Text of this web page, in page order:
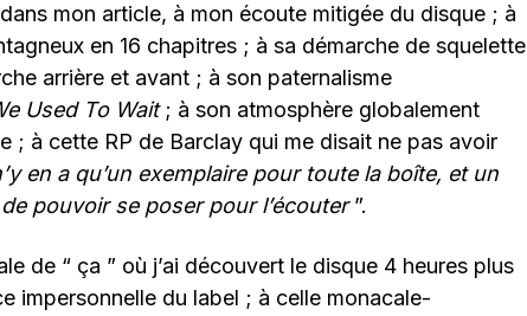
mon article, à mon écoute mitigée du disque ; à
en 16 chapitres ; à sa démarche de squelette
arrière et avant ; à son paternalisme
Used To Wait ; à son atmosphère globalement
; à cette RP de Barclay qui me disait ne pas avoir
en a qu’un exemplaire pour toute la boîte, et un
pouvoir se poser pour l’écouter”.
de “ ça ” où j’ai découvert le disque 4 heures plus
impersonnelle du label ; à celle monacale-